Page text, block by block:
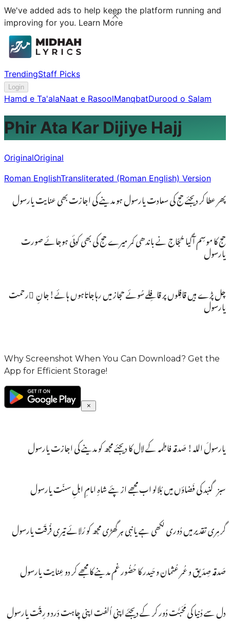
We've added ads to help keep the platform running and
improving for you. Learn More
TrendingStaff Picks
Login
Hamd e Ta'alaNaat e RasoolManqbatDurood o Salam
Phir Ata Kar Dijiye Hajj
OriginalOriginal
Roman EnglishTransliterated (Roman English) Version
پھر عطا کر دیجئے حج کی سعادت یارسول ہو مدینے کی اجازت بھی عنایت یارسول
حج کا موسِم آگیا حُجّاج نے باندھی کمر میرے حج کی بھی کوئی ہوجائے صورت
یارسول
چل پڑے ہیں قافِلوں پر قافِلے سُوئے حجاز میں رہاجاتاہوں ہائے!جانِ َرحمت
یارسول
Why Screenshot When You Can Download? Get the
App for Efficient Storage!
یارسولَ اللہ! صَدقہ فاطِمہ کے لال کا دیجئے مجھ کو مدینے کی اجازت یارسول
سبز گنبد کی فَضاؤں میں بُلالو اب مجھے از پئے شاہِ امامِ اہلِ سنّت یارسول
گر مِری تقدیر میں دُوری لکھی ہے یانبی ہر گھڑی مجھ کو رُلائے تیری فُرقَت یارسول
صَدقہ صِدّیق و عُمر عُثمان و حَیدر کا حُضُور غم مدینے کا مجھے کر دو عِنایت یارسول
دل سے دُنیا کی مَحَبَّت دُور کر کے دیجئے اپنی اُلفت اپنی چاہت دَرد و رِقّت یارسول